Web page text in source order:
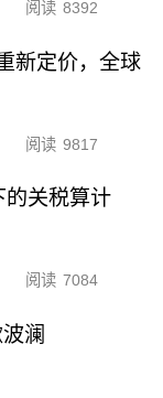
阅读 8392
新定价，全球
阅读 9817
的关税算计
阅读 7084
澜